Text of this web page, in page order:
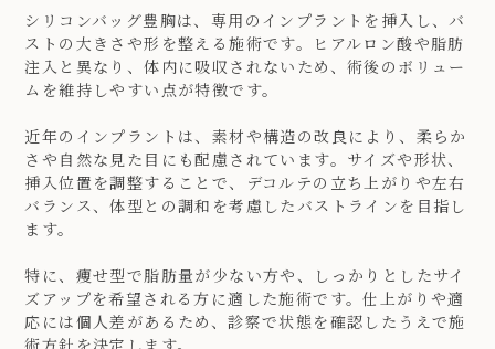
シリコンバッグ豊胸は、専用のインプラントを挿入し、バ
ストの大きさや形を整える施術です。ヒアルロン酸や脂肪
注入と異なり、体内に吸収されないため、術後のボリュー
ムを維持しやすい点が特徴です。
近年のインプラントは、素材や構造の改良により、柔らか
さや自然な見た目にも配慮されています。サイズや形状、
挿入位置を調整することで、デコルテの立ち上がりや左右
バランス、体型との調和を考慮したバストラインを目指し
ます。
特に、痩せ型で脂肪量が少ない方や、しっかりとしたサイ
ズアップを希望される方に適した施術です。仕上がりや適
応には個人差があるため、診察で状態を確認したうえで施
術方針を決定します。